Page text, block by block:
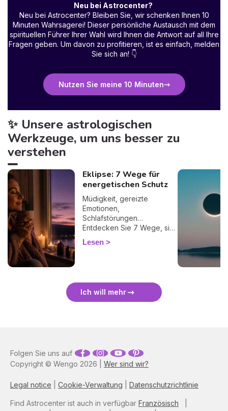
Neu bei Astrocenter?
Neu bei Astrocenter? Bleiben Sie, wir schenken Ihnen 10
Minuten Wahrsagerei! Dieser persönliche Austausch mit dem
spirituellen Führer Ihrer Wahl wird Ihnen die Antwort auf all Ihre
Fragen geben. Um davon zu profitieren, ist es einfach, melden
Sie sich an! 👇
Nutzen Sie meine 10 Minuten
✨ Unsere astrologischen
Werkzeuge, um uns besser zu
verstehen
Eklipse: 7 Wege für
energetischen Schutz
Müdigkeit, gereizte
Emotionen,
Schlafstörungen…
Entdecken Sie 7 Wege, sich
bei einer Finsternis
energetisch zu schützen
Lesen
Ich will mehr
Copyright © Wengo 2026 | Wer sind wir?
Legal notice Cookie-Verwaltung Datenschutzrichtlinie
Folgen Sie uns auf
Find Astrocenter ist auch in verfügbar Französisch